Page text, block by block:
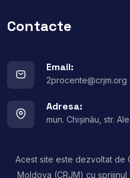
Contacte
Email:
2procente@crjm.org
Adresa:
mun. Chișinău, str.
Acest site este dezvoltat de
Moldova (CRJM) cu